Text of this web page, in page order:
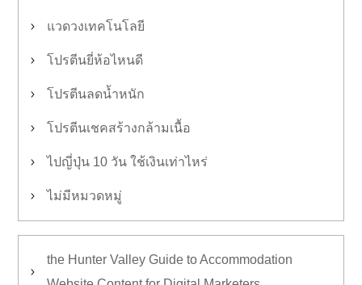
แวดวงเทคโนโลยี
โปรตีนยี่ห้อไหนดี
โปรตีนลดน้ำหนัก
โปรตีนเชคสร้างกล้ามเนื้อ
ไปญี่ปุ่น 10 วัน ใช้เงินเท่าไหร่
ไม่มีหมวดหมู่
the Hunter Valley Guide to Accommodation